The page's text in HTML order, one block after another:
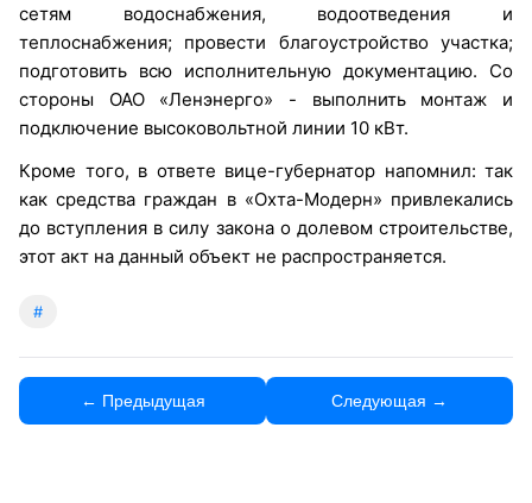
сетям водоснабжения, водоотведения и
теплоснабжения; провести благоустройство участка;
подготовить всю исполнительную документацию. Со
стороны ОАО «Ленэнерго» - выполнить монтаж и
подключение высоковольтной линии 10 кВт.
Кроме того, в ответе вице-губернатор напомнил: так
как средства граждан в «Охта-Модерн» привлекались
до вступления в силу закона о долевом строительстве,
этот акт на данный объект не распространяется.
#
← Предыдущая Следующая →